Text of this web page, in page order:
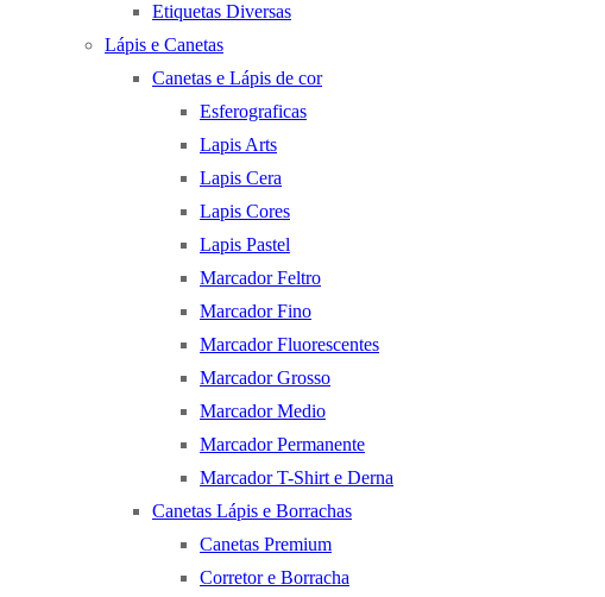
Etiquetas Diversas
Lápis e Canetas
Canetas e Lápis de cor
Esferograficas
Lapis Arts
Lapis Cera
Lapis Cores
Lapis Pastel
Marcador Feltro
Marcador Fino
Marcador Fluorescentes
Marcador Grosso
Marcador Medio
Marcador Permanente
Marcador T-Shirt e Derna
Canetas Lápis e Borrachas
Canetas Premium
Corretor e Borracha